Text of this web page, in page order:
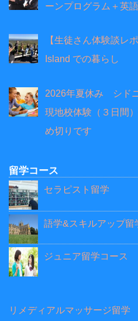
ーンプログラム＋英
【生徒さん体験談レ
Island での暮らし
2026年夏休み シド
現地校体験（３日間
め切りです
留学コース
セラピスト留学
語学&スキルアップ留
ジュニア留学コース
リメディアルマッサージ留学